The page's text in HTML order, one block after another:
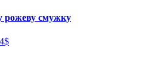
рожеву смужку